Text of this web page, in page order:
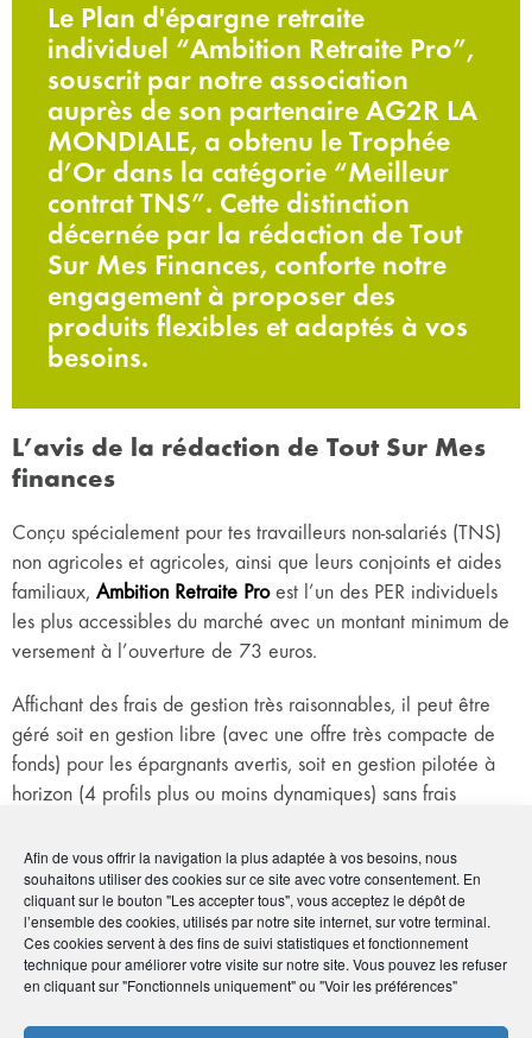
Afin de vous offrir la navigation la plus adaptée à vos besoins, nous
souhaitons utiliser des cookies sur ce site avec votre consentement. En
cliquant sur le bouton "Les accepter tous", vous acceptez le dépôt de
l’ensemble des cookies, utilisés par notre site internet, sur votre terminal.
Ces cookies servent à des fins de suivi statistiques et fonctionnement
technique pour améliorer votre visite sur notre site. Vous pouvez les refuser
en cliquant sur "Fonctionnels uniquement" ou "Voir les préférences"
Le Plan d'épargne retraite
individuel “Ambition Retraite Pro”,
souscrit par notre association
auprès de son partenaire AG2R LA
MONDIALE, a obtenu le Trophée
d’Or dans la catégorie “Meilleur
contrat TNS”. Cette distinction
décernée par la rédaction de Tout
Sur Mes Finances, conforte notre
engagement à proposer des
produits flexibles et adaptés à vos
besoins.
L’avis de la rédaction de Tout Sur Mes
finances
Conçu spécialement pour tes travailleurs non-salariés (TNS)
non agricoles et agricoles, ainsi que leurs conjoints et aides
familiaux, Ambition Retraite Proest l’un des PER individuels
les plus accessibles du marché avec un montant minimum de
versement à l’ouverture de 73 euros.
Affichant des frais de gestion très raisonnables, il peut être
géré soit en gestion libre (avec une offre très compacte de
fonds) pour les épargnants avertis, soit en gestion pilotée à
horizon (4 profils plus ou moins dynamiques) sans frais
placements en totalité.
De nombreuses garanties de prévoyance sont proposées, de
façon obligatoire (garantie plancher) ou optionnelle.
En savoirplus